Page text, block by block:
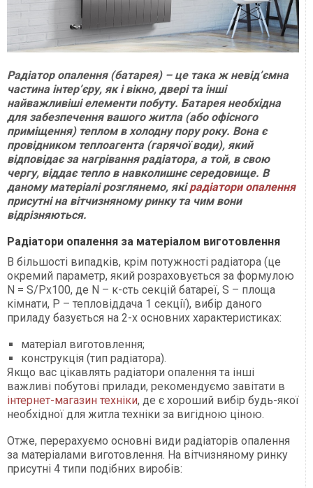
Радіатор опалення (батарея) – це така ж невід’ємна
частина інтер’єру, як і вікно, двері та інші
найважливіші елементи побуту. Батарея необхідна
для забезпечення вашого житла (або офісного
приміщення) теплом в холодну пору року. Вона є
провідником теплоагента (гарячої води), який
відповідає за нагрівання радіатора, а той, в свою
чергу, віддає тепло в навколишнє середовище. В
даному матеріалі розглянемо, якірадіатори опалення
присутні на вітчизняному ринку та чим вони
відрізняються.
Радіатори опалення за матеріалом виготовлення
В більшості випадків, крім потужності радіатора (це
окремий параметр, який розраховується за формулою
N = S/Pх100, де N – к-сть секцій батареї, S – площа
кімнати, P – тепловіддача 1 секції), вибір даного
приладу базується на 2-х основних характеристиках:
матеріал виготовлення;
конструкція (тип радіатора).
Якщо вас цікавлять радіатори опалення та інші
важливі побутові прилади, рекомендуємо завітати в
інтернет-магазин техніки, де є хороший вибір будь-якої
необхідної для житла техніки за вигідною ціною.
Отже, перерахуємо основні види радіаторів опалення
за матеріалами виготовлення. На вітчизняному ринку
присутні 4 типи подібних виробів: